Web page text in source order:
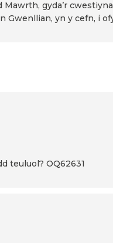
gyda’r
Gwenllian, yn y cefn, i
teuluol? OQ62631